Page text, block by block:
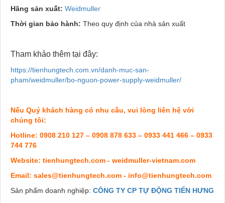
Hãng sản xuất: Weidmuller
Thời gian bảo hành: Theo quy định của nhà sản xuất
Tham khảo thêm tại đây:
https://tienhungtech.com.vn/danh-muc-san-
pham/weidmuller/bo-nguon-power-supply-weidmuller/
Nếu Quý khách hàng có nhu cầu, vui lòng liên hệ với
chúng tôi:
Hotline: 0908 210 127 – 0908 878 633 – 0933 441 466 – 0933
744 776
Website: tienhungtech.com - weidmuller-vietnam.com
Email: sales@tienhungtech.com - info@tienhungtech.com
Sản phẩm doanh nghiệp: CÔNG TY CP TỰ ĐỘNG TIẾN HƯNG